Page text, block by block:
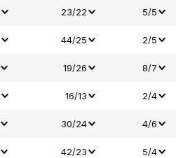
23/22 5/5
44/25 2/5
19/26 8/7
16/13 2/4
30/24 4/6
42/23 5/4